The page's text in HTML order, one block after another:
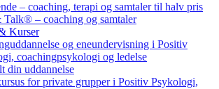
– coaching, terapi og samtaler til halv pris
– coaching og samtaler
Kurser
og eneundervisning i Positiv
coachingpsykologi og ledelse
din uddannelse
for private grupper i Positiv Psykologi,